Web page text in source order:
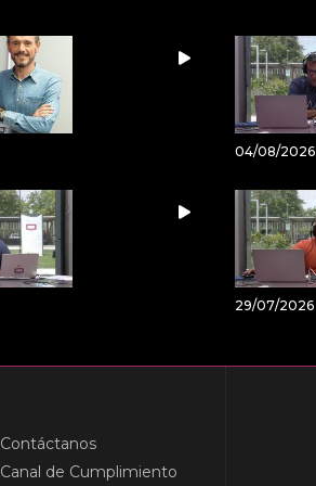
04/08/2026
29/07/2026
Contáctanos
Canal de Cumplimiento